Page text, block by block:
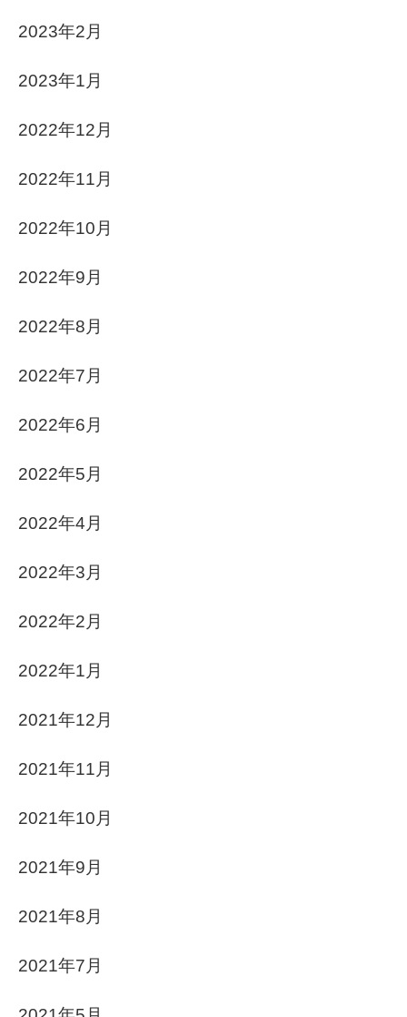
2023年2月
2023年1月
2022年12月
2022年11月
2022年10月
2022年9月
2022年8月
2022年7月
2022年6月
2022年5月
2022年4月
2022年3月
2022年2月
2022年1月
2021年12月
2021年11月
2021年10月
2021年9月
2021年8月
2021年7月